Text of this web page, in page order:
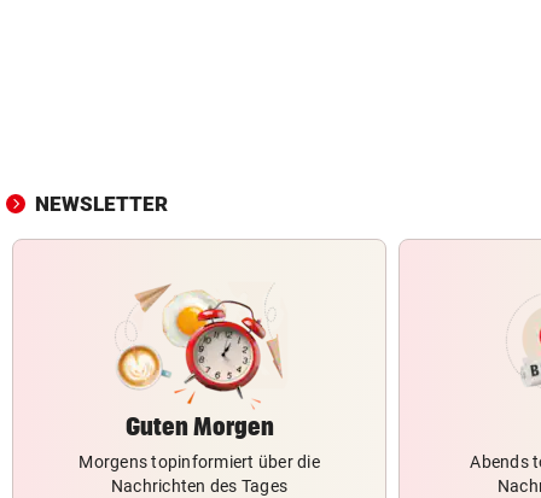
NEWSLETTER
Guten Morgen
Morgens topinformiert über die
Nachrichten des Tages
Abends